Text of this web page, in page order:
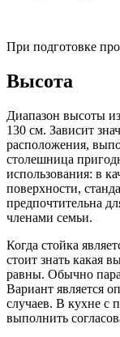
При подготовке
Высота
Диапазон высоты
130 см. Зависит
расположения,
столешница
использования: в
поверхности,
предпочтительна
членами семьи.
Когда стойка
стоит знать какая
равны. Обычно
Вариант является
случаев. В кухне с
выполнить